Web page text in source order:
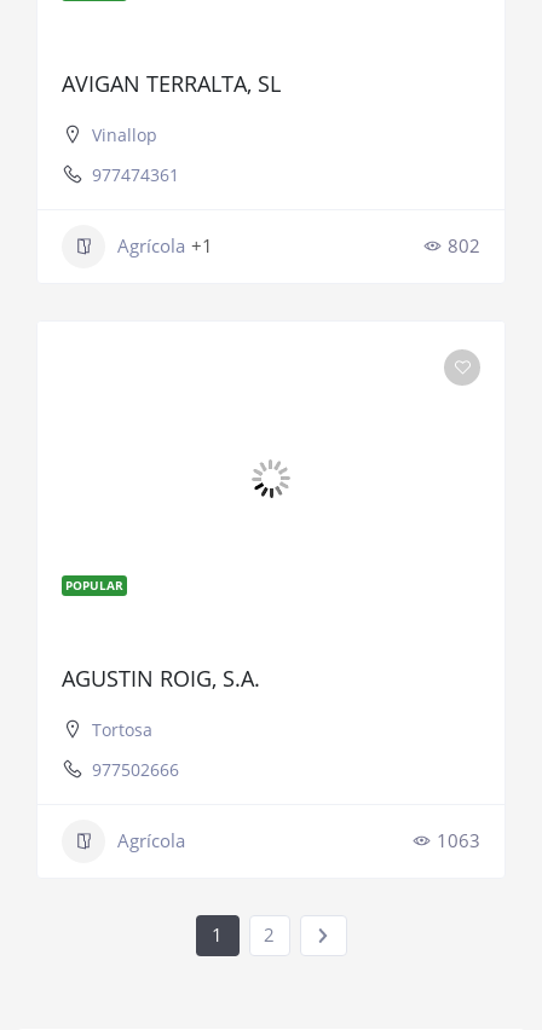
AVIGAN TERRALTA, SL
Vinallop
977474361
Agrícola +1 802
POPULAR
AGUSTIN ROIG, S.A.
Tortosa
977502666
Agrícola 1063
1 2